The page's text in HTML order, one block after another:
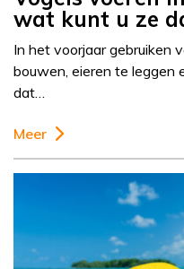
wat kunt u ze
In het voorjaar gebruiken
bouwen, eieren te leggen
dat…
Meer